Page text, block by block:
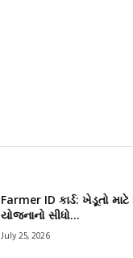
Farmer ID કાર્ડ: ખેડૂતો
યોજનાનો સીધો...
July 25, 2026